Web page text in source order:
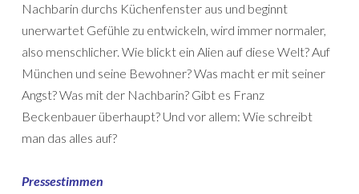
Nachbarin durchs Küchenfenster aus und beginnt
unerwartet Gefühle zu entwickeln, wird immer normaler,
also menschlicher. Wie blickt ein Alien auf diese Welt? Auf
München und seine Bewohner? Was macht er mit seiner
Angst? Was mit der Nachbarin? Gibt es Franz
Beckenbauer überhaupt? Und vor allem: Wie schreibt
man das alles auf?
Pressestimmen